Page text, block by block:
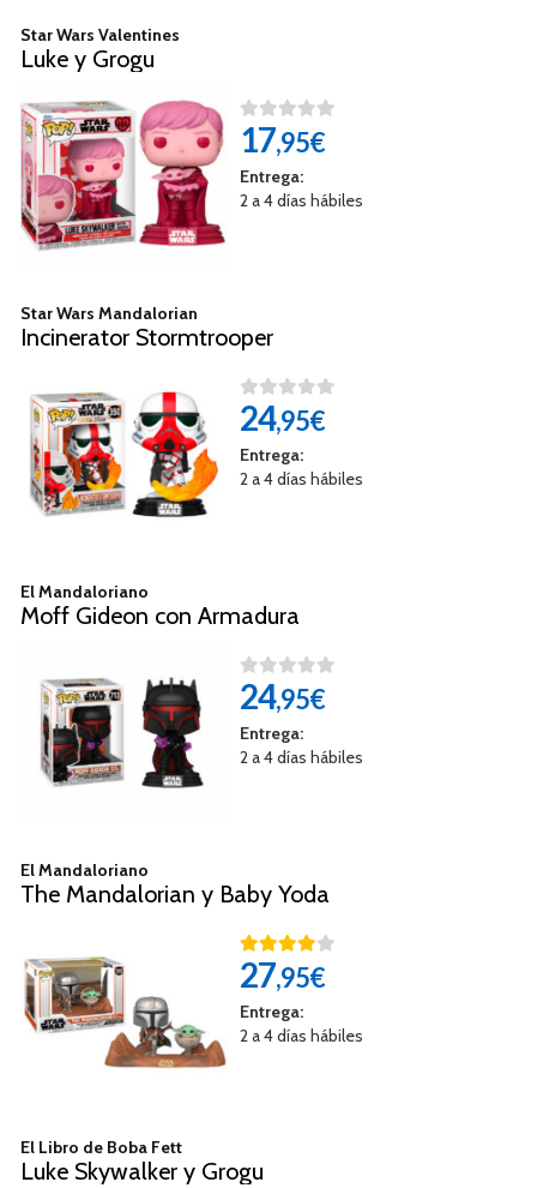
Star Wars Valentines
Luke y Grogu
17,95€
Entrega:
2 a 4 días hábiles
Star Wars Mandalorian
Incinerator Stormtrooper
24,95€
Entrega:
2 a 4 días hábiles
El Mandaloriano
Moff Gideon con Armadura
24,95€
Entrega:
2 a 4 días hábiles
El Mandaloriano
The Mandalorian y Baby Yoda
27,95€
Entrega:
2 a 4 días hábiles
El Libro de Boba Fett
Luke Skywalker y Grogu